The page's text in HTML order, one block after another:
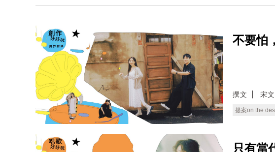
不要怕
撰文 宋
提案on the
只有當